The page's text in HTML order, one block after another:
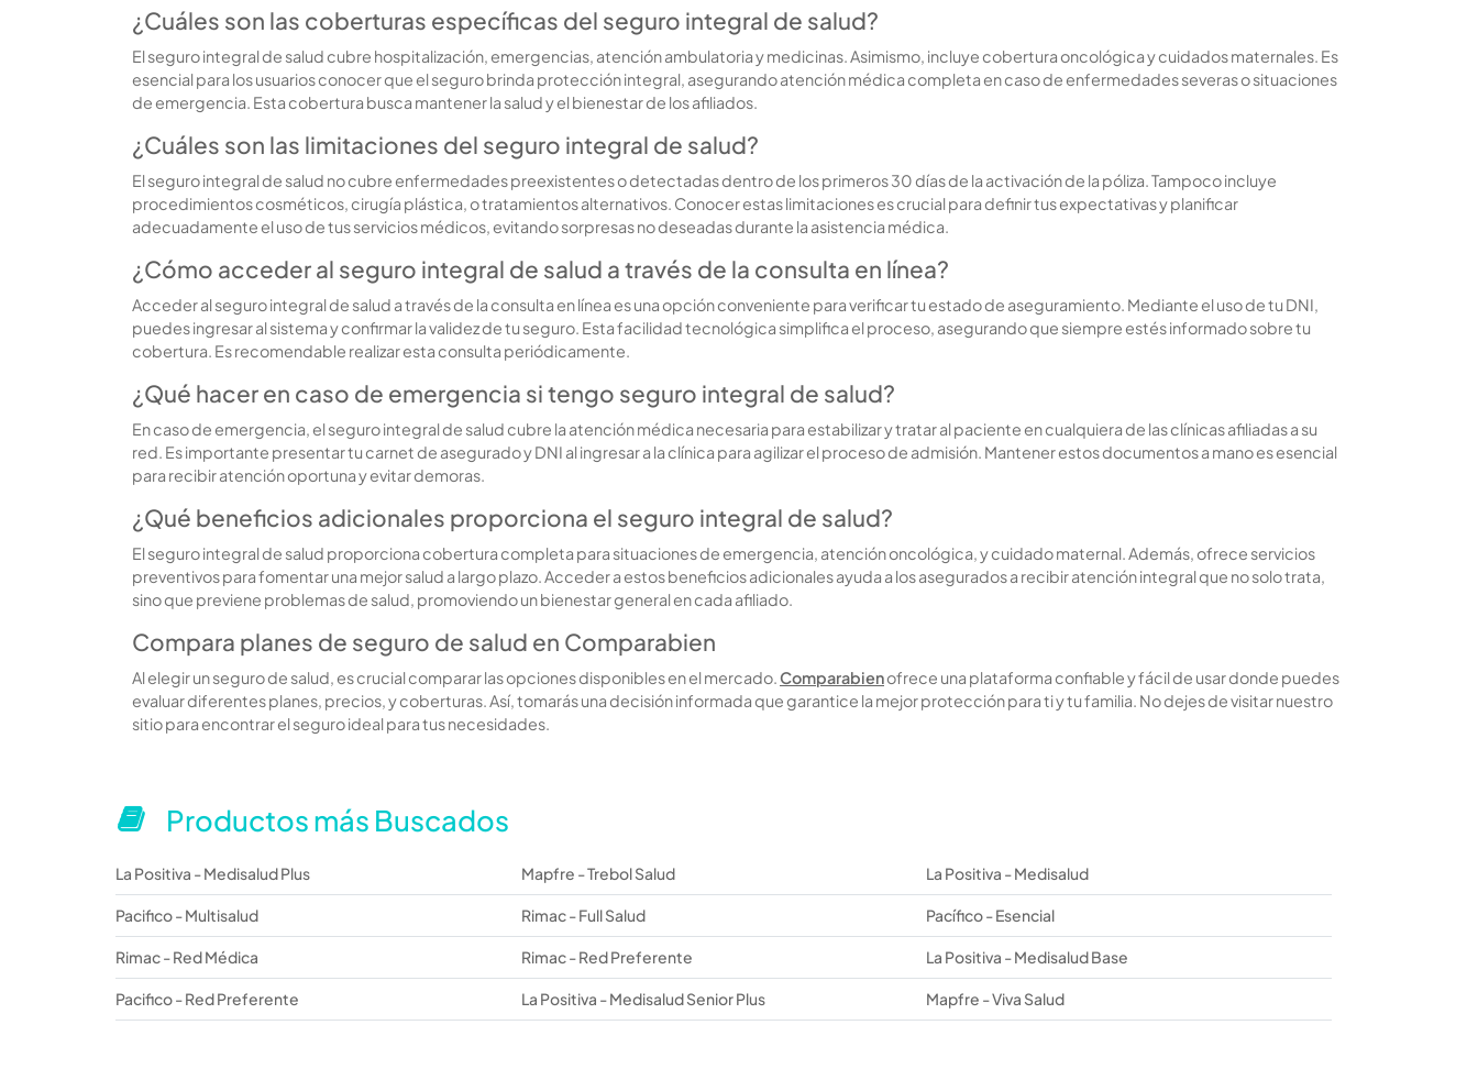
¿Cuáles son las coberturas específicas del seguro integral de salud?
El seguro integral de salud cubre hospitalización, emergencias, atención ambulatoria y medicinas. Asimismo, incluye cobertura oncológica y cuidados maternales. Es
esencial para los usuarios conocer que el seguro brinda protección integral, asegurando atención médica completa en caso de enfermedades severas o situaciones
de emergencia. Esta cobertura busca mantener la salud y el bienestar de los afiliados.
¿Cuáles son las limitaciones del seguro integral de salud?
El seguro integral de salud no cubre enfermedades preexistentes o detectadas dentro de los primeros 30 días de la activación de la póliza. Tampoco incluye
procedimientos cosméticos, cirugía plástica, o tratamientos alternativos. Conocer estas limitaciones es crucial para definir tus expectativas y planificar
adecuadamente el uso de tus servicios médicos, evitando sorpresas no deseadas durante la asistencia médica.
¿Cómo acceder al seguro integral de salud a través de la consulta en línea?
Acceder al seguro integral de salud a través de la consulta en línea es una opción conveniente para verificar tu estado de aseguramiento. Mediante el uso de tu DNI,
puedes ingresar al sistema y confirmar la validez de tu seguro. Esta facilidad tecnológica simplifica el proceso, asegurando que siempre estés informado sobre tu
cobertura. Es recomendable realizar esta consulta periódicamente.
¿Qué hacer en caso de emergencia si tengo seguro integral de salud?
En caso de emergencia, el seguro integral de salud cubre la atención médica necesaria para estabilizar y tratar al paciente en cualquiera de las clínicas afiliadas a su
red. Es importante presentar tu carnet de asegurado y DNI al ingresar a la clínica para agilizar el proceso de admisión. Mantener estos documentos a mano es esencial
para recibir atención oportuna y evitar demoras.
¿Qué beneficios adicionales proporciona el seguro integral de salud?
El seguro integral de salud proporciona cobertura completa para situaciones de emergencia, atención oncológica, y cuidado maternal. Además, ofrece servicios
preventivos para fomentar una mejor salud a largo plazo. Acceder a estos beneficios adicionales ayuda a los asegurados a recibir atención integral que no solo trata,
sino que previene problemas de salud, promoviendo un bienestar general en cada afiliado.
Compara planes de seguro de salud en Comparabien
Al elegir un seguro de salud, es crucial comparar las opciones disponibles en el mercado.Comparabienofrece una plataforma confiable y fácil de usar donde puedes
evaluar diferentes planes, precios, y coberturas. Así, tomarás una decisión informada que garantice la mejor protección para ti y tu familia. No dejes de visitar nuestro
sitio para encontrar el seguro ideal para tus necesidades.
Productos más Buscados
La Positiva - Medisalud Plus Mapfre - Trebol Salud La Positiva - Medisalud
Pacifico - Multisalud Rimac - Full Salud Pacífico - Esencial
Rimac - Red Médica Rimac - Red Preferente La Positiva - Medisalud Base
Pacifico - Red Preferente La Positiva - Medisalud Senior Plus Mapfre - Viva Salud